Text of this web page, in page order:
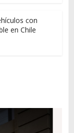
con
en Chile